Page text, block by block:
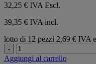
32,25 € IVA Escl.
39,35 € IVA incl.
lotto di 12 pezzi 2,69 € IVA
-
Aggiungi al carrello